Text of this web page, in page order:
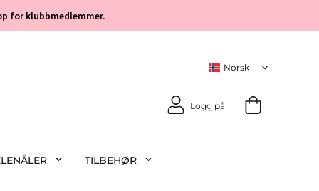
for klubbmedlemmer.
Logg på
TILBEHØR